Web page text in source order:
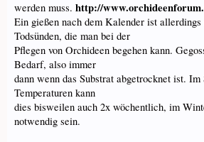
werden muss. http://
Ein gießen nach dem Kalender ist
Todsünden, die man bei der
Pflegen von Orchideen begehen kann.
Bedarf, also immer
dann wenn das Substrat abgetrocknet ist. Im
Temperaturen kann
dies bisweilen auch 2x wöchentlich, im
notwendig sein.